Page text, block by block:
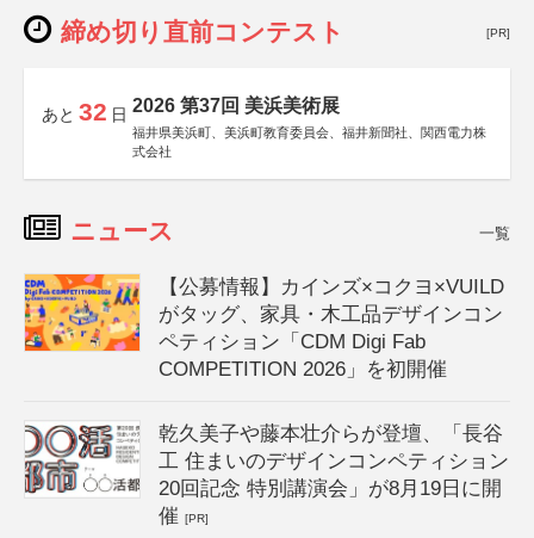
締め切り直前コンテスト [PR]
あと 32 日 2026 第37回 美浜美術展
福井県美浜町、美浜町教育委員会、福井新聞社、関西電力株
式会社
ニュース 一覧
【公募情報】カインズ×コクヨ×VUILD
がタッグ、家具・木工品デザインコン
ペティション「CDM Digi Fab
COMPETITION 2026」を初開催
乾久美子や藤本壮介らが登壇、「長谷
工 住まいのデザインコンペティション
20回記念 特別講演会」が8月19日に開
催[PR]